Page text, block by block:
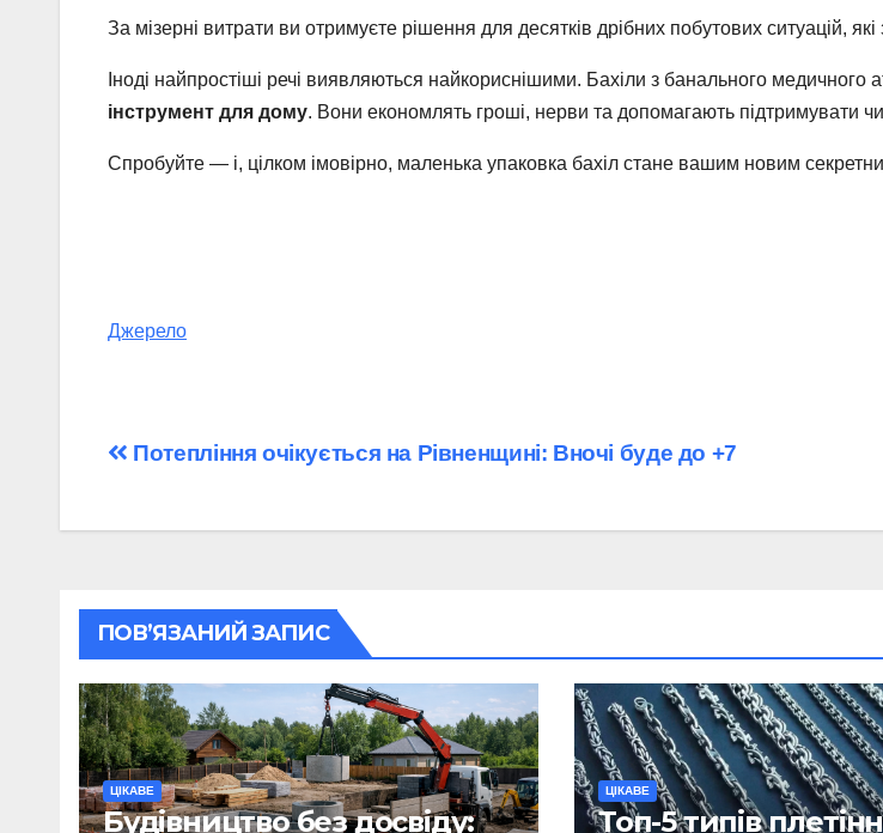
За мізерні витрати ви отримуєте рішення для десятків дрібних побутових ситуацій,
Іноді найпростіші речі виявляються найкориснішими. Бахіли з банального медичного
інструмент для дому. Вони економлять гроші, нерви та допомагають підтримувати
Спробуйте — і, цілком імовірно, маленька упаковка бахіл стане вашим новим
Джерело
Навігація
Потепління очікується на Рівненщині: Вночі буде до +7
ПОВ’ЯЗАНИЙ ЗАПИС
ЦІКАВЕ
Будівництво без досвіду:
ЦІКАВЕ
Топ-5 типів